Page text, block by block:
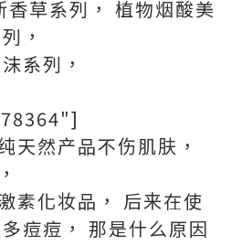
草系列， 植物烟酸美
，
系列，
天然产品不伤肌肤，
素化妆品， 后来在使
痘痘， 那是什么原因